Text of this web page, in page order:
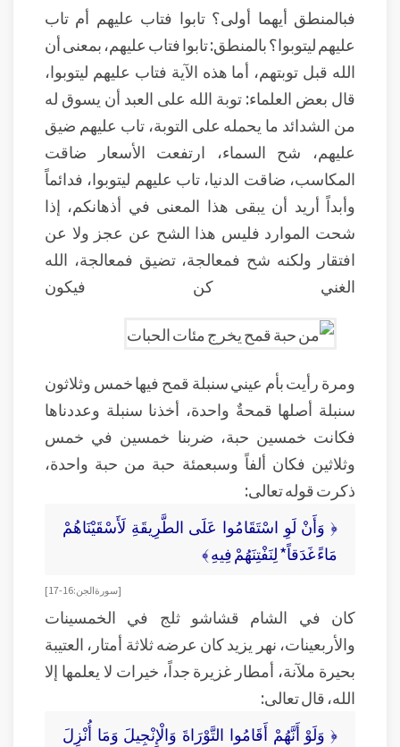
فبالمنطق أيهما أولى؟ تابوا فتاب عليهم أم تاب
عليهم ليتوبوا؟ بالمنطق: تابوا فتاب عليهم، بمعنى أن
الله قبل توبتهم، أما هذه الآية فتاب عليهم ليتوبوا،
قال بعض العلماء: توبة الله على العبد أن يسوق له
من الشدائد ما يحمله على التوبة، تاب عليهم ضيق
عليهم، شح السماء، ارتفعت الأسعار ضاقت
المكاسب، ضاقت الدنيا، تاب عليهم ليتوبوا، فدائماً
وأبداً أريد أن يبقى هذا المعنى في أذهانكم، إذا
شحت الموارد فليس هذا الشح عن عجز ولا عن
افتقار ولكنه شح فمعالجة، تضيق فمعالجة، الله
الغني كن فيكون
ومرة رأيت بأم عيني سنبلة قمح فيها خمس وثلاثون
سنبلة أصلها قمحةٌ واحدة، أخذنا سنبلة وعددناها
فكانت خمسين حبة، ضربنا خمسين في خمس
وثلاثين فكان ألفاً وسبعمئة حبة من حبة واحدة،
ذكرت قوله تعالى:
﴿ وَأَنْ لَوِ اسْتَقَامُوا عَلَى الطَّرِيقَةِ لَأَسْقَيْنَاهُمْ
مَاءً غَدَقاً* لِنَفْتِنَهُمْ فِيهِ ﴾
[ سورة الجن: 16-17 ]
كان في الشام قشاشو ثلج في الخمسينات
والأربعينات، نهر يزيد كان عرضه ثلاثة أمتار، العتيبة
بحيرة ملآنة، أمطار غزيرة جداً، خيرات لا يعلمها إلا
الله، قال تعالى:
﴿ وَلَوْ أَنَّهُمْ أَقَامُوا التَّوْرَاةَ وَالْإِنْجِيلَ وَمَا أُنْزِلَ